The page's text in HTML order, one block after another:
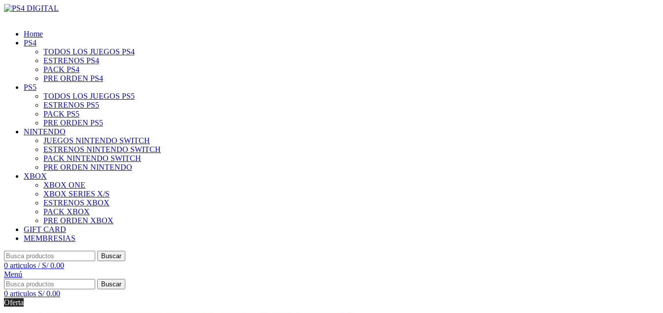
Home
PS4
TODOS LOS JUEGOS PS4
ESTRENOS PS4
PACK PS4
PRE ORDEN PS4
PS5
TODOS LOS JUEGOS PS5
ESTRENOS PS5
PACK PS5
PRE ORDEN PS5
NINTENDO
JUEGOS NINTENDO SWITCH
ESTRENOS NINTENDO SWITCH
PACK NINTENDO SWITCH
PRE ORDEN NINTENDO
XBOX
XBOX ONE
XBOX SERIES X/S
ESTRENOS XBOX
PACK XBOX
PRE ORDEN XBOX
GIFT CARD
MEMBRESIAS
Buscar
0 articulos / S/0.00
Menú
Buscar
0 articulos S/0.00
Oferta